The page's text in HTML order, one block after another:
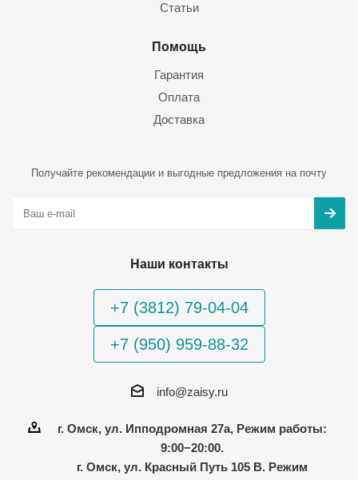
Статьи
Помощь
Гарантия
Оплата
Доставка
Получайте рекомендации и выгодные предложения на почту
Наши контакты
+7 (3812) 79-04-04
+7 (950) 959-88-32
info@zaisy.ru
г. Омск, ул. Ипподромная 27а, Режим работы:
9:00−20:00.
г. Омск, ул. Красный Путь 105 В. Режим